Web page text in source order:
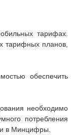
тарифах.
тарифных планов,
обеспечить
необходимо
потребления
в Минцифры.